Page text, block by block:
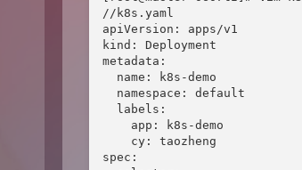
//k8s.yaml
apiVersion: apps/v1
kind: Deployment
metadata:
  name: k8s-demo
  namespace: default
  labels:
app: k8s-demo
cy: taozheng
spec: